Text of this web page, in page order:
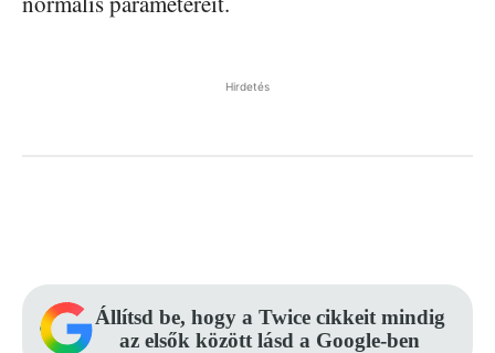
Hirdetés
Állítsd be, hogy a Twice cikkeit mindig
az elsők között lásd a Google-ben